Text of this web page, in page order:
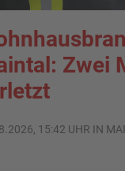
Zwei
15:42 UHR IN